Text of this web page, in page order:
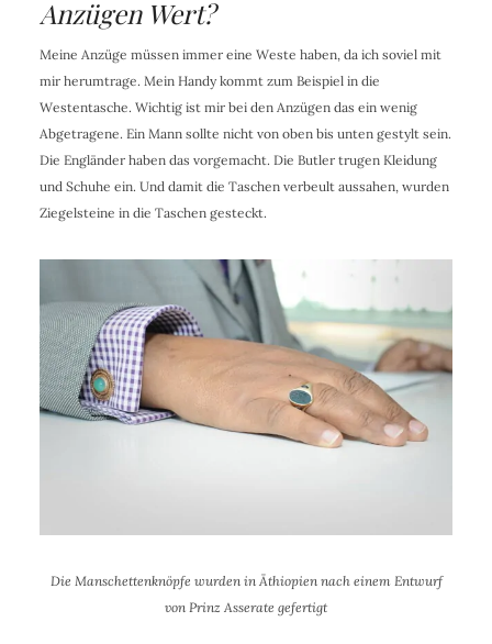
Anzügen Wert?
Meine Anzüge müssen immer eine Weste haben, da ich soviel mit
mir herumtrage. Mein Handy kommt zum Beispiel in die
Westentasche. Wichtig ist mir bei den Anzügen das ein wenig
Abgetragene. Ein Mann sollte nicht von oben bis unten gestylt sein.
Die Engländer haben das vorgemacht. Die Butler trugen Kleidung
und Schuhe ein. Und damit die Taschen verbeult aussahen, wurden
Ziegelsteine in die Taschen gesteckt.
Die Manschettenknöpfe wurden in Äthiopien nach einem Entwurf
von Prinz Asserate gefertigt